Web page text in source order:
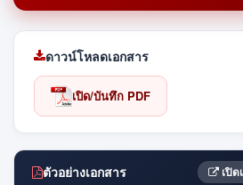
ดาวน์โหลดเอกสาร
เปิด/บันทึก PDF
ตัวอย่างเอกสาร เปิด